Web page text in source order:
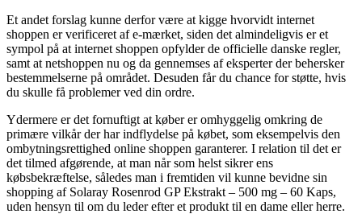
Et andet forslag kunne derfor være at kigge hvorvidt internet
shoppen er verificeret af e-mærket, siden det almindeligvis er et
sympol på at internet shoppen opfylder de officielle danske regler,
samt at netshoppen nu og da gennemses af eksperter der behersker
bestemmelserne på området. Desuden får du chance for støtte, hvis
du skulle få problemer ved din ordre.
Ydermere er det fornuftigt at køber er omhyggelig omkring de
primære vilkår der har indflydelse på købet, som eksempelvis den
ombytningsrettighed online shoppen garanterer. I relation til det er
det tilmed afgørende, at man når som helst sikrer ens
købsbekræftelse, således man i fremtiden vil kunne bevidne sin
shopping af Solaray Rosenrod GP Ekstrakt – 500 mg – 60 Kaps,
uden hensyn til om du leder efter et produkt til en dame eller herre.